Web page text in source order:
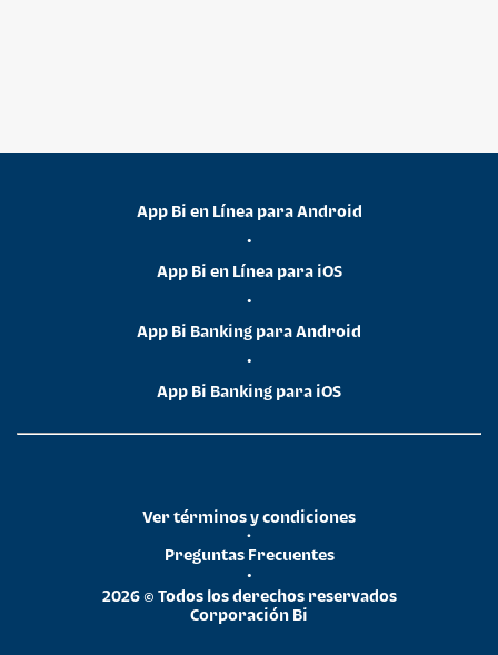
App Bi en Línea para Android
•
App Bi en Línea para iOS
•
App Bi Banking para Android
•
App Bi Banking para iOS
2026 © Todos los derechos reservados
Corporación Bi
•
Preguntas Frecuentes
•
Ver términos y condiciones